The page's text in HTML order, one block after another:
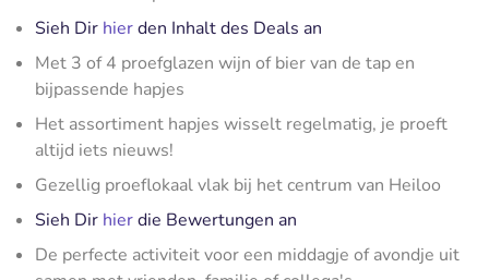
Sieh Dir hierden Inhalt des Deals an
Met 3 of 4 proefglazen wijn of bier van de tap en
bijpassende hapjes
Het assortiment hapjes wisselt regelmatig, je proeft
altijd iets nieuws!
Gezellig proeflokaal vlak bij het centrum van Heiloo
Sieh Dir hierdie Bewertungen an
De perfecte activiteit voor een middagje of avondje uit